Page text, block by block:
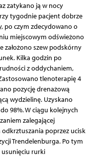
zatykano ją w nocy
tygodnie pacjent dobrze
po czym zdecydowano o
miejscowym odświeżono
szew podskórny
Kilka godzin po
z oddychaniem,
tlenoterapię 4
pozycję drenażową
wydzielinę. Uzyskano
98%. W ciągu kolejnych
zalegającej
poprzez ucisk
Trendelenburga. Po tym
usunięciu rurki